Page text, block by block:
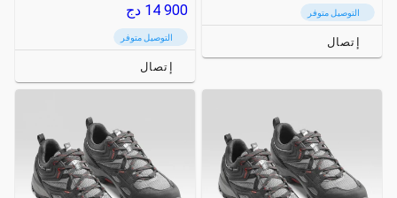
التوصيل متوفر
إتصال
14 900 دج
التوصيل متوفر
إتصال